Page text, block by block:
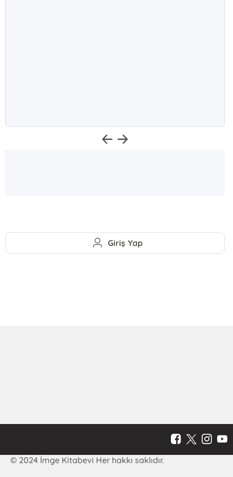
Giriş Yap
© 2024 İmge Kitabevi Her hakkı saklıdır.